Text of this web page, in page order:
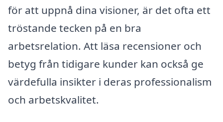
för att uppnå dina visioner, är det ofta ett
tröstande tecken på en bra
arbetsrelation. Att läsa recensioner och
betyg från tidigare kunder kan också ge
värdefulla insikter i deras professionalism
och arbetskvalitet.